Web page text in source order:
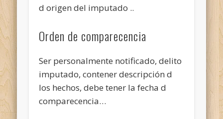
d origen del imputado ..
Orden de comparecencia
Ser personalmente notificado, delito
imputado, contener descripción d
los hechos, debe tener la fecha d
comparecencia…